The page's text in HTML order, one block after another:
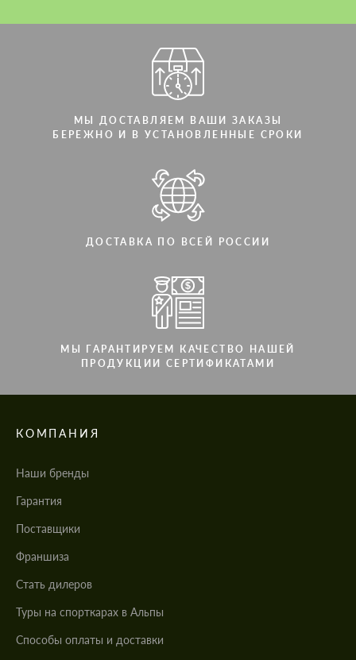
МЫ ДОСТАВЛЯЕМ ВАШИ ЗАКАЗЫ
БЕРЕЖНО И В УСТАНОВЛЕННЫЕ СРОКИ
ДОСТАВКА ПО ВСЕЙ РОССИИ
МЫ ГАРАНТИРУЕМ КАЧЕСТВО НАШЕЙ
ПРОДУКЦИИ СЕРТИФИКАТАМИ
КОМПАНИЯ
Наши бренды
Гарантия
Поставщики
Франшиза
Стать дилеров
Туры на спорткарах в Альпы
Cпособы оплаты и доставки